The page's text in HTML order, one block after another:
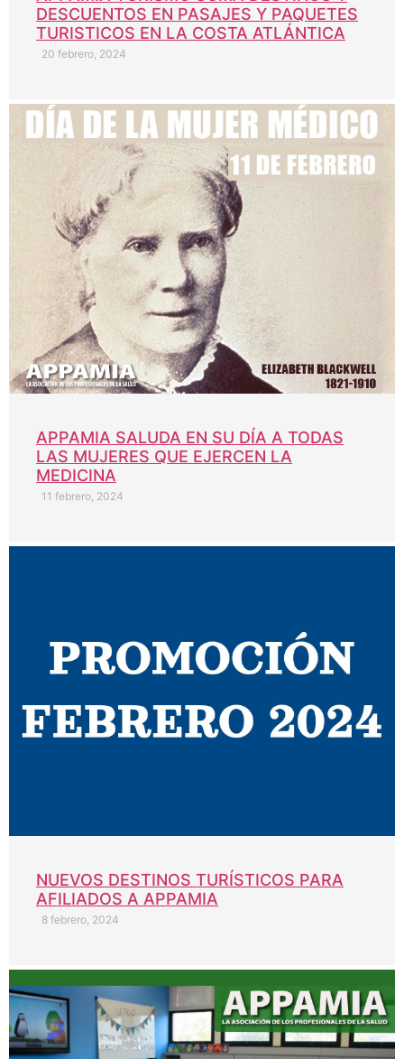
DESCUENTOS EN PASAJES Y PAQUETES
TURISTICOS EN LA COSTA ATLÁNTICA
20 febrero, 2024
APPAMIA SALUDA EN SU DÍA A TODAS
LAS MUJERES QUE EJERCEN LA
MEDICINA
11 febrero, 2024
NUEVOS DESTINOS TURÍSTICOS PARA
AFILIADOS A APPAMIA
8 febrero, 2024